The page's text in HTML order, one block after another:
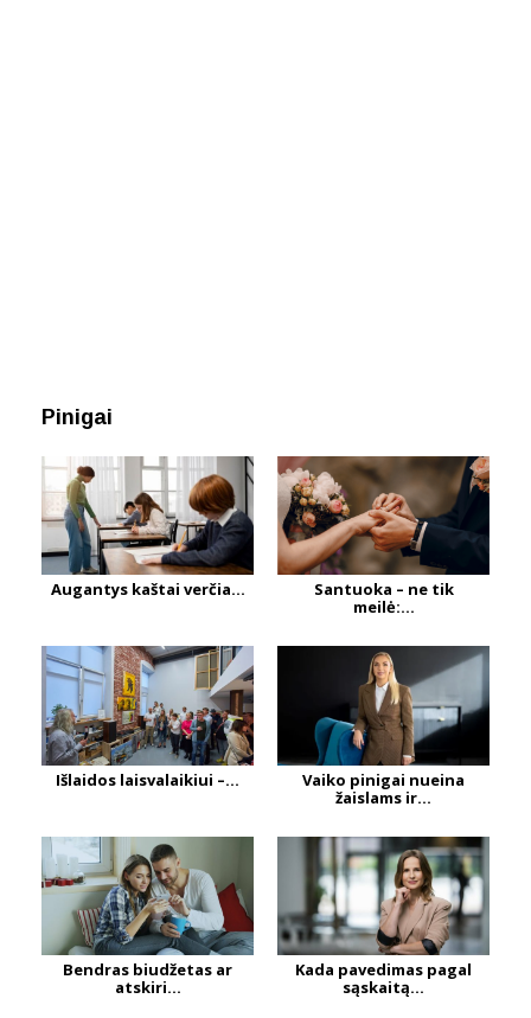
Pinigai
Augantys kaštai verčia...
Santuoka – ne tik
meilė:...
Išlaidos laisvalaikiui –...
Vaiko pinigai nueina
žaislams ir...
Bendras biudžetas ar
atskiri...
Kada pavedimas pagal
sąskaitą...